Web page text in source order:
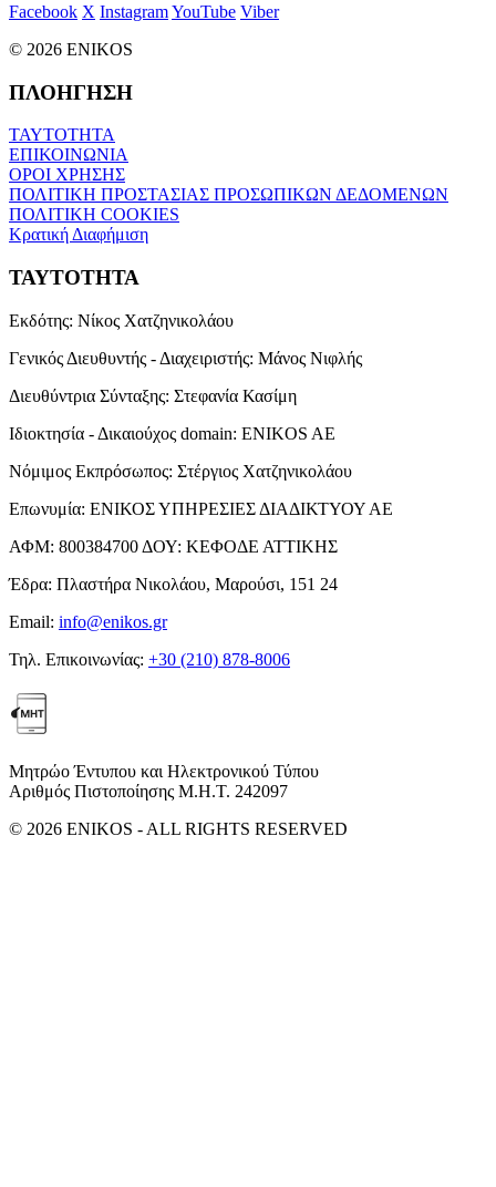
Facebook X InstagramYouTube Viber
© 2026 ENIKOS
ΠΛΟΗΓΗΣΗ
ΤΑΥΤΟΤΗΤΑ
ΕΠΙΚΟΙΝΩΝΙΑ
ΟΡΟΙ ΧΡΗΣΗΣ
ΠΟΛΙΤΙΚΗ ΠΡΟΣΤΑΣΙΑΣ ΠΡΟΣΩΠΙΚΩΝ ΔΕΔΟΜΕΝΩΝ
ΠΟΛΙΤΙΚΗ COOKIES
Κρατική Διαφήμιση
ΤΑΥΤΟΤΗΤΑ
Εκδότης: Νίκος Χατζηνικολάου
Γενικός Διευθυντής - Διαχειριστής: Μάνος Νιφλής
Διευθύντρια Σύνταξης: Στεφανία Κασίμη
Ιδιοκτησία - Δικαιούχος domain: ENIKOS AE
Νόμιμος Εκπρόσωπος: Στέργιος Χατζηνικολάου
Επωνυμία: ΕΝΙΚΟΣ ΥΠΗΡΕΣΙΕΣ ΔΙΑΔΙΚΤΥΟΥ ΑΕ
ΑΦΜ: 800384700 ΔΟΥ: ΚΕΦΟΔΕ ΑΤΤΙΚΗΣ
Έδρα: Πλαστήρα Νικολάου, Μαρούσι, 151 24
Email: info@enikos.gr
Τηλ. Επικοινωνίας: +30 (210) 878-8006
Μητρώο Έντυπου και Ηλεκτρονικού Τύπου
Αριθμός Πιστοποίησης Μ.Η.Τ. 242097
© 2026 ENIKOS - ALL RIGHTS RESERVED